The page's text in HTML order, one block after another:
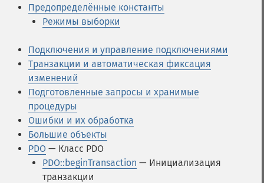
Предопределённые константы
Режимы выборки
Подключения и управление подключениями
Транзакции и автоматическая фиксация
изменений
Подготовленные запросы и хранимые
процедуры
Ошибки и их обработка
Большие объекты
PDO — Класс PDO
PDO::beginTransaction — Инициализация
транзакции